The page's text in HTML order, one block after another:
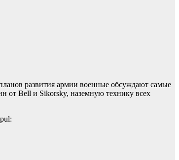
развития армии военные обсуждают самые
от Bell и Sikorsky, наземную технику всех